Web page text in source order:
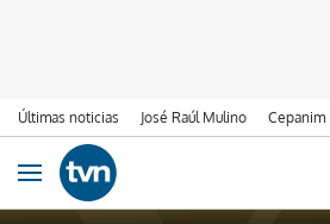
Últimas noticias José Raúl Mulino Cepanim
Ir al contenido
Obrir navegació